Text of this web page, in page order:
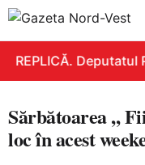
REPLICĂ.
Sărbătoarea ,,
loc în acest